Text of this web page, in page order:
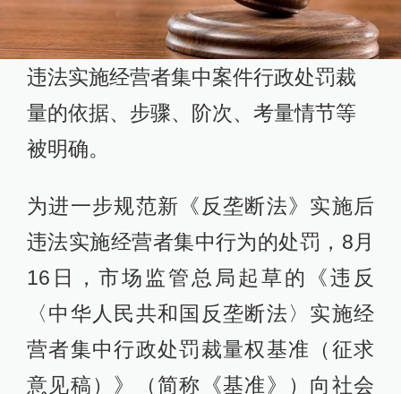
违法实施经营者集中案件行政处罚裁
量的依据、步骤、阶次、考量情节等
被明确。
为进一步规范新《反垄断法》实施后
违法实施经营者集中行为的处罚，8月
16日，市场监管总局起草的《违反
〈中华人民共和国反垄断法〉实施经
营者集中行政处罚裁量权基准（征求
意见稿）》（简称《基准》）向社会